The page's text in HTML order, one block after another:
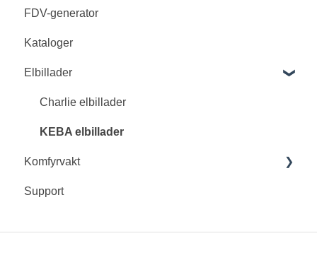
FDV-generator
Kataloger
Elbillader
Charlie elbillader
KEBA elbillader
Komfyrvakt
Innohome EVO komfyrvakt
Support